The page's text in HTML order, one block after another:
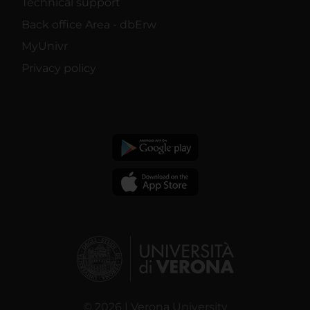
Back office Area - dbErw
MyUnivr
Privacy policy
© 2026 | Verona University